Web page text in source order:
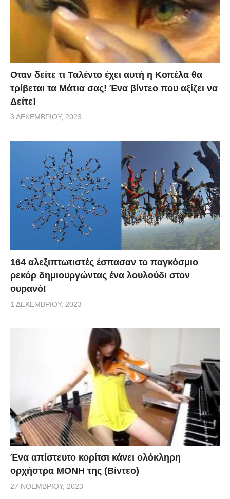
Οταν δείτε τι Ταλέντο έχει αυτή η Κοπέλα θα
τρίβεται τα Μάτια σας! Ένα βίντεο που αξίζει να
Δείτε!
3 ΔΕΚΕΜΒΡΊΟΥ, 2023
164 αλεξιπτωτιστές έσπασαν το παγκόσμιο
ρεκόρ δημιουργώντας ένα λουλούδι στον
ουρανό!
1 ΔΕΚΕΜΒΡΊΟΥ, 2023
Ένα απίστευτο κορίτσι κάνει ολόκληρη
ορχήστρα ΜΟΝΗ της (Βίντεο)
27 ΝΟΕΜΒΡΊΟΥ, 2023